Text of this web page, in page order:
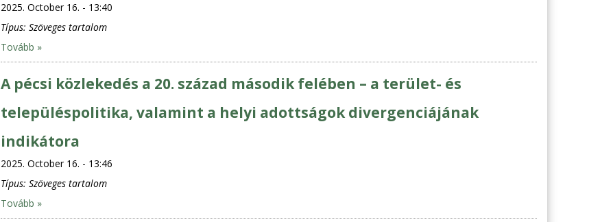
2025. October 16. - 13:40
Típus: Szöveges tartalom
Tovább »
A pécsi közlekedés a 20. század második felében – a terület- és
településpolitika, valamint a helyi adottságok divergenciájának
indikátora
2025. October 16. - 13:46
Típus: Szöveges tartalom
Tovább »